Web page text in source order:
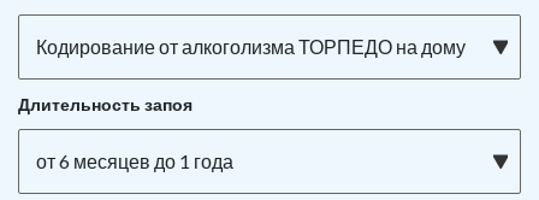
Кодирование от алкоголизма ТОРПЕДО на дому
Длительность запоя
от 6 месяцев до 1 года